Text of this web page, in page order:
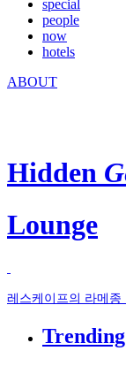
special
people
now
hotels
ABOUT
Hidden
Lounge
레스케이프의 라메종
Trending